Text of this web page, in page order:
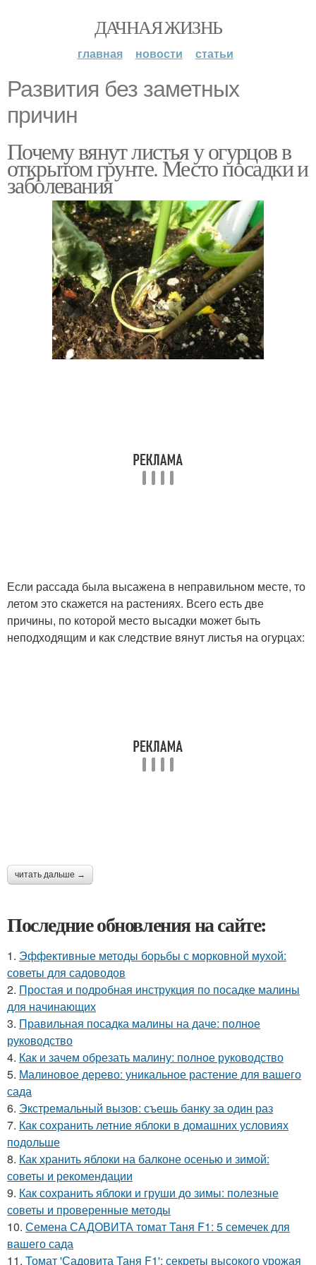
ДАЧНАЯ ЖИЗНЬ
главная новости статьи
Развития без заметных
причин
Почему вянут листья у огурцов в
открытом грунте. Место посадки и
заболевания
Если рассада была высажена в неправильном месте, то
летом это скажется на растениях. Всего есть две
причины, по которой место высадки может быть
неподходящим и как следствие вянут листья на огурцах:
читать дальше →
Последние обновления на сайте:
1. Эффективные методы борьбы с морковной мухой:
советы для садоводов
2. Простая и подробная инструкция по посадке малины
для начинающих
3. Правильная посадка малины на даче: полное
руководство
4. Как и зачем обрезать малину: полное руководство
5. Малиновое дерево: уникальное растение для вашего
сада
6. Экстремальный вызов: съешь банку за один раз
7. Как сохранить летние яблоки в домашних условиях
подольше
8. Как хранить яблоки на балконе осенью и зимой:
советы и рекомендации
9. Как сохранить яблоки и груши до зимы: полезные
советы и проверенные методы
10. Семена САДОВИТА томат Таня F1: 5 семечек для
вашего сада
11. Томат 'Садовита Таня F1': секреты высокого урожая